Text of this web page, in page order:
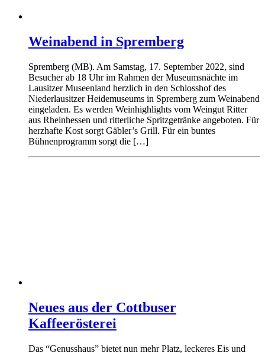
Weinabend in Spremberg
Spremberg (MB). Am Samstag, 17. September 2022, sind
Besucher ab 18 Uhr im Rahmen der Museumsnächte im
Lausitzer Museenland herzlich in den Schlosshof des
Niederlausitzer Heidemuseums in Spremberg zum Weinabend
eingeladen. Es werden Weinhighlights vom Weingut Ritter
aus Rheinhessen und ritterliche Spritzgetränke angeboten. Für
herzhafte Kost sorgt Gäbler’s Grill. Für ein buntes
Bühnenprogramm sorgt die […]
Neues aus der Cottbuser
Kaffeerösterei
Das “Genusshaus” bietet nun mehr Platz, leckeres Eis und